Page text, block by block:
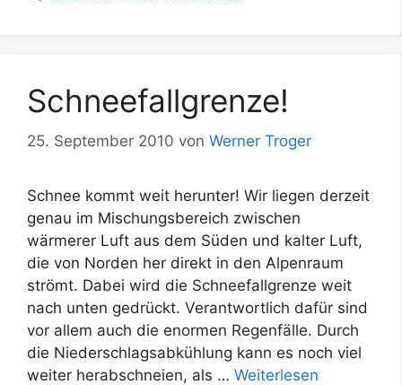
Schneefallgrenze!
25. September 2010 von Werner Troger
Schnee kommt weit herunter! Wir liegen derzeit
genau im Mischungsbereich zwischen
wärmerer Luft aus dem Süden und kalter Luft,
die von Norden her direkt in den Alpenraum
strömt. Dabei wird die Schneefallgrenze weit
nach unten gedrückt. Verantwortlich dafür sind
vor allem auch die enormen Regenfälle. Durch
die Niederschlagsabkühlung kann es noch viel
weiter herabschneien, als … Weiterlesen